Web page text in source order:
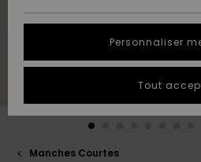
A
Découvrir
A
Découvrir
tailles
obtenir la
QUIKSILVER
Manches Courtes
Personnaliser
Tout